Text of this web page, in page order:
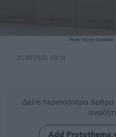
25.09.2021, 08:18
Δείτε περισσότερα
Add